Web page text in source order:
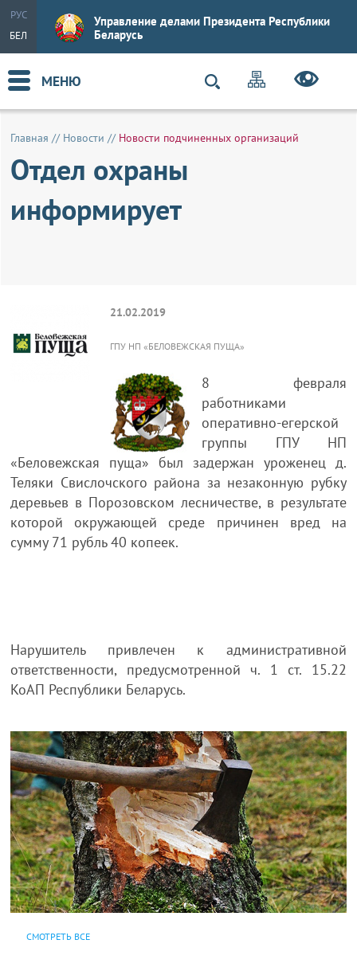
РУС
БЕЛ
Управление делами Президента Республики
Беларусь
МЕНЮ
Главная // Новости // Новости подчиненных организаций
Отдел охраны
информирует
21.02.2019
ГПУ НП «БЕЛОВЕЖСКАЯ ПУЩА»
8 февраля
работниками
оперативно-егерской
группы ГПУ НП
«Беловежская пуща» был задержан уроженец д.
Теляки Cвислочского района за незаконную рубку
деревьев в Порозовском лесничестве, в результате
которой окружающей среде причинен вред на
сумму 71 рубль 40 копеек.
Нарушитель привлечен к административной
ответственности, предусмотренной ч. 1 ст. 15.22
КоАП Республики Беларусь.
СМОТРЕТЬ ВСЕ